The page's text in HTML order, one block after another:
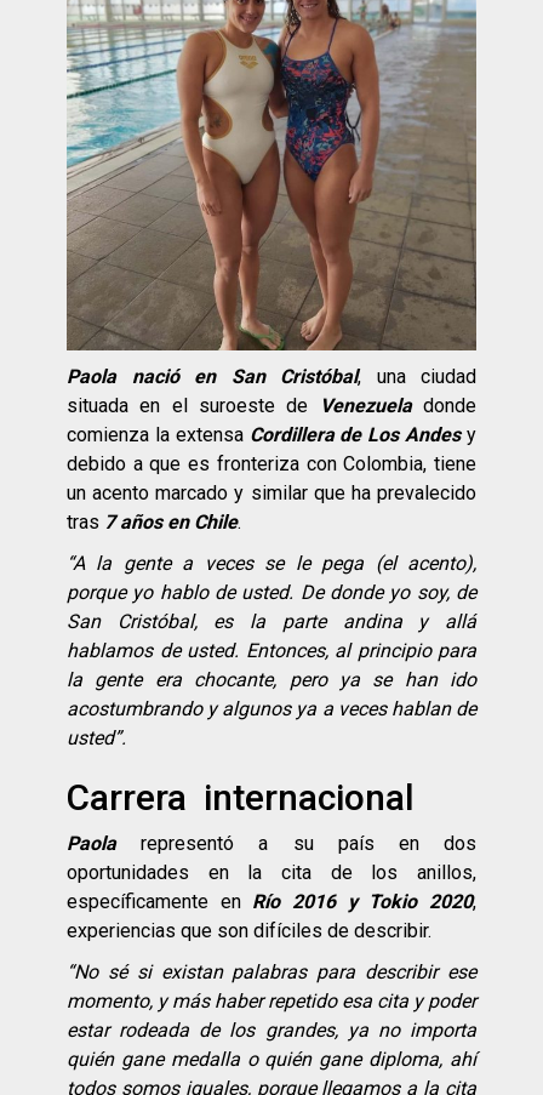
Paola nació en San Cristóbal, una ciudad
situada en el suroeste de
Venezuela donde
comienza la extensa Cordillera de Los Andesy
debido a que es fronteriza con Colombia, tiene
un acento marcado y similar que ha prevalecido
tras 7 años en Chile.
“A la gente a veces se le pega (el acento),
porque yo hablo de usted. De donde yo soy, de
San Cristóbal, es la parte andina y allá
hablamos de usted. Entonces, al principio para
la gente era chocante, pero ya se han ido
acostumbrando y algunos ya a veces hablan de
usted”.
Carrera internacional
Paola
representó a su país en dos
oportunidades en la cita de los anillos,
específicamente enRío 2016 y Tokio 2020,
experiencias que son difíciles de describir.
“No sé si existan palabras para describir ese
momento, y más haber repetido esa cita y poder
estar rodeada de los grandes, ya no importa
quién gane medalla o quién gane diploma, ahí
todos somos iguales, porque llegamos a la cita